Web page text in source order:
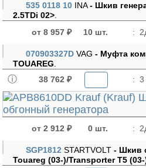
535 0118 10 INA- Шкив
2.5TDi 02>
от 8 957 ₽
10 шт. :
070903327D VAG - Муфта
TOUAREG
38 762 ₽
: 3
от 2 912 ₽
0 шт. :
SGP1812 STARTVOLT - Шкив
Touareg (03-)/Transporter T5 (03-